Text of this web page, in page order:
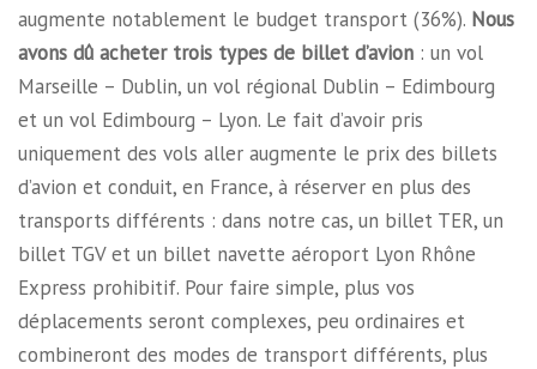
augmente notablement le budget transport (36%). Nous
avons dû acheter trois types de billet d’avion : un vol
Marseille – Dublin, un vol régional Dublin – Edimbourg
et un vol Edimbourg – Lyon. Le fait d’avoir pris
uniquement des vols aller augmente le prix des billets
d’avion et conduit, en France, à réserver en plus des
transports différents : dans notre cas, un billet TER, un
billet TGV et un billet navette aéroport Lyon Rhône
Express prohibitif. Pour faire simple, plus vos
déplacements seront complexes, peu ordinaires et
combineront des modes de transport différents, plus